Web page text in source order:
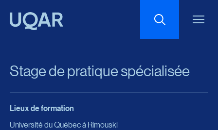
Taille du texte
Stage de pratique spécialisée
Lieux de formation
Université du Québec à Rimouski